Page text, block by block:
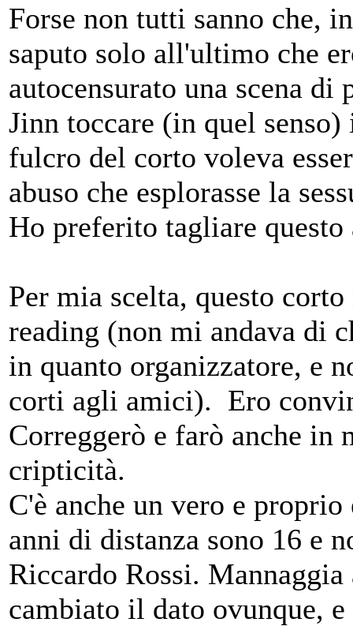
Forse non tutti sanno che,
saputo solo all'ultimo che
autocensurato una scena
Jinn toccare (in quel senso)
fulcro del corto voleva
abuso che esplorasse la
Ho preferito tagliare questo
Per mia scelta, questo
reading (non mi andava di
in quanto organizzatore, e
corti agli amici). Ero
Correggerò e farò anche
cripticità.
C'è anche un vero e
anni di distanza sono 16 e
Riccardo Rossi.
cambiato il dato ovunque,